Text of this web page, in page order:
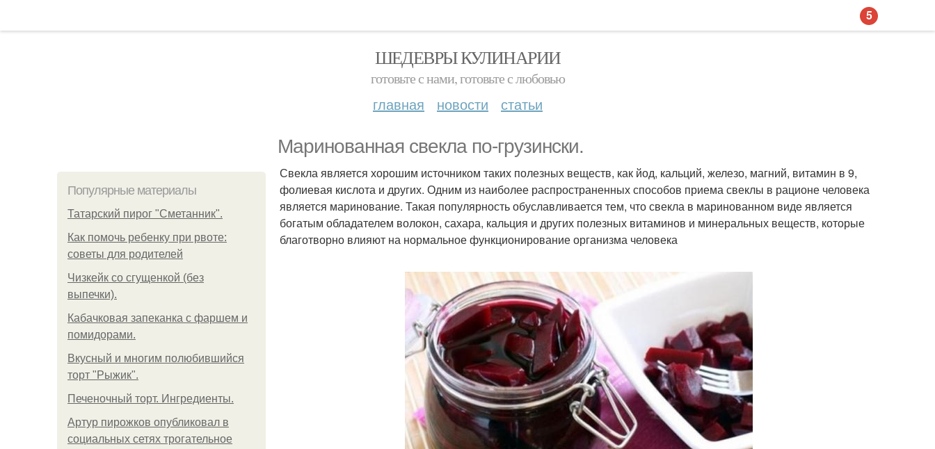
ШЕДЕВРЫ КУЛИНАРИИ
готовьте с нами, готовьте с любовью
главная новости статьи
Маринованная свекла по-грузински.
Популярные материалы
Татарский пирог "Сметанник".
Как помочь ребенку при рвоте:
советы для родителей
Чизкейк со сгущенкой (без
выпечки).
Кабачковая запеканка с фаршем и
помидорами.
Вкусный и многим полюбившийся
торт "Рыжик".
Печеночный торт. Ингредиенты.
Артур пирожков опубликовал в
социальных сетях трогательное
Свекла является хорошим источником таких полезных веществ, как йод, кальций, железо, магний, витамин в 9,
фолиевая кислота и других. Одним из наиболее распространенных способов приема свеклы в рационе человека
является маринование. Такая популярность обуславливается тем, что свекла в маринованном виде является
богатым обладателем волокон, сахара, кальция и других полезных витаминов и минеральных веществ, которые
благотворно влияют на нормальное функционирование организма человека
5